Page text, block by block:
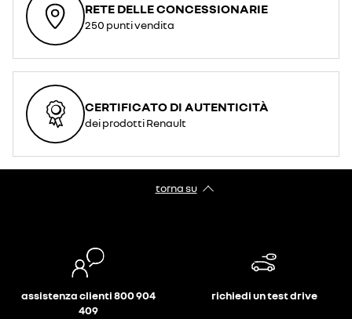
RETE DELLE CONCESSIONARIE
250 punti vendita
CERTIFICATO DI AUTENTICITÀ
dei prodotti Renault
torna su
assistenza clienti 800 904
409
richiedi un test drive